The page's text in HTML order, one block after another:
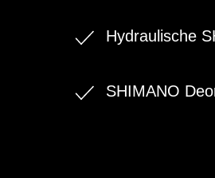
Hydraulische
SHIMANO